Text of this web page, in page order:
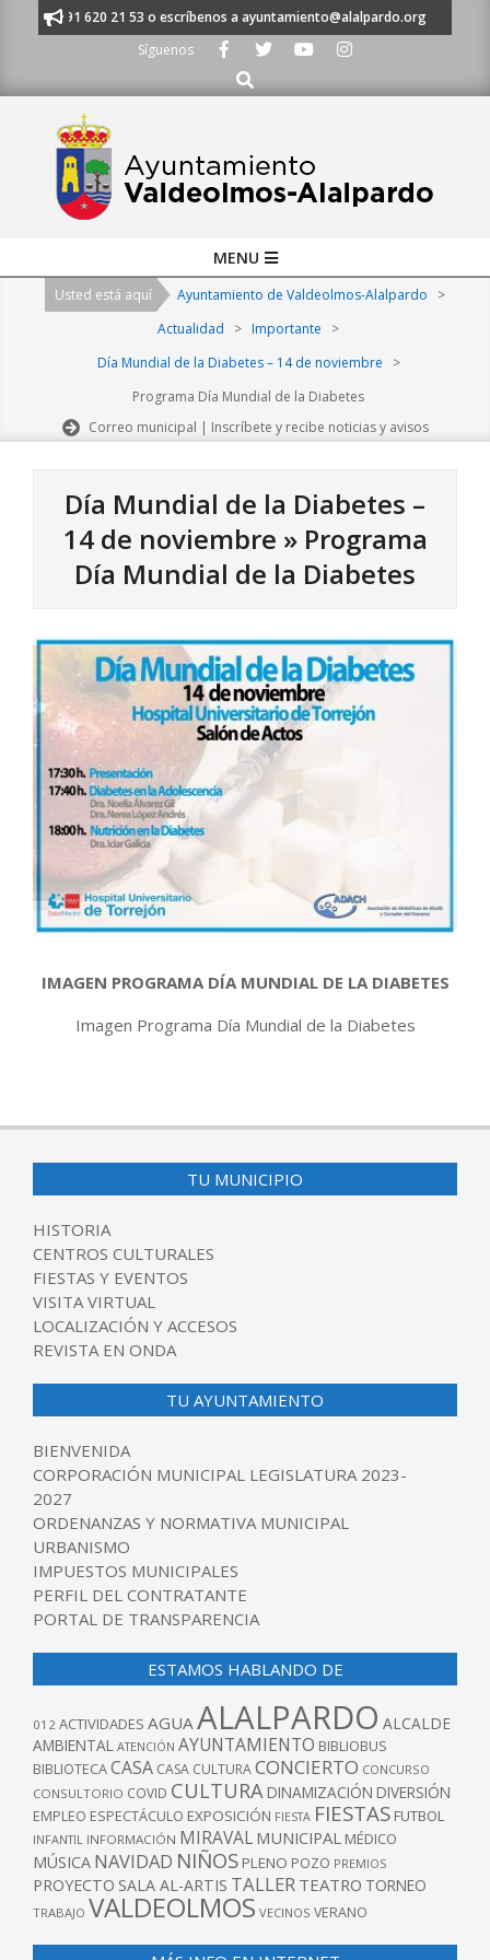
al 91 620 21 53 o escríbenos a ayuntamiento@alalpardo.org
Síguenos
Buscar
Navigation
MENU
Usted está aquí Ayuntamiento de Valdeolmos-Alalpardo
>
Actualidad
> Importante
>
Día Mundial de la Diabetes – 14 de noviembre
>
Programa Día Mundial de la Diabetes
Correo municipal | Inscríbete y recibe noticias y avisos
Día Mundial de la Diabetes –
14 de noviembre » Programa
Día Mundial de la Diabetes
IMAGEN PROGRAMA DÍA MUNDIAL DE LA DIABETES
Imagen Programa Día Mundial de la Diabetes
11-
TU MUNICIPIO
HISTORIA
CENTROS CULTURALES
FIESTAS Y EVENTOS
VISITA VIRTUAL
LOCALIZACIÓN Y ACCESOS
REVISTA EN ONDA
TU AYUNTAMIENTO
BIENVENIDA
CORPORACIÓN MUNICIPAL LEGISLATURA 2023-
2027
ORDENANZAS Y NORMATIVA MUNICIPAL
URBANISMO
IMPUESTOS MUNICIPALES
PERFIL DEL CONTRATANTE
PORTAL DE TRANSPARENCIA
ESTAMOS HABLANDO DE
012 ACTIVIDADES AGUAALALPARDO ALCALDE
AMBIENTAL ATENCIÓN AYUNTAMIENTO BIBLIOBUS
BIBLIOTECACASA CASA CULTURACONCIERTO CONCURSO
CONSULTORIO COVID CULTURA DINAMIZACIÓN DIVERSIÓN
EMPLEO ESPECTÁCULO EXPOSICIÓN FIESTA FIESTAS FUTBOL
INFANTIL INFORMACIÓN MIRAVAL MUNICIPAL MÉDICO
MÚSICA NAVIDAD NIÑOS PLENO POZO PREMIOS
PROYECTO SALA AL-ARTIS TALLER TEATRO TORNEO
TRABAJO VALDEOLMOS VECINOS VERANO